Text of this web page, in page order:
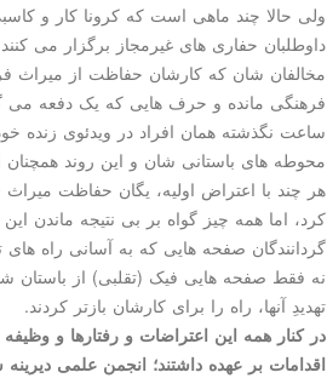
ولی حالا چند ماهی است که کرونا کار و
داوطلبان حفاری های غیرمجاز برگزار می
مخالفان شان که کارشان حفاظت از
ساعت نگذشته همان افراد در ویدئوی زنده
محوطه های باستانی شان و این روند همچنان
هر چند با اعتراض اولیه، یگان حفاظت
کرد، اما همه چیز گواه بر بی نتیجه ماندن
گردانندگان صفحه هایی که به آسانی راه
نه فقط صفحه هایی فیک (تقلبی) از باستان
تهدیدِ آنها، راه را برای کارشان بازتر کردند.
در کنار همه این اعتراضات و رفتارها و
اقدامات بر عهده داشتند؛ انجمن علمی